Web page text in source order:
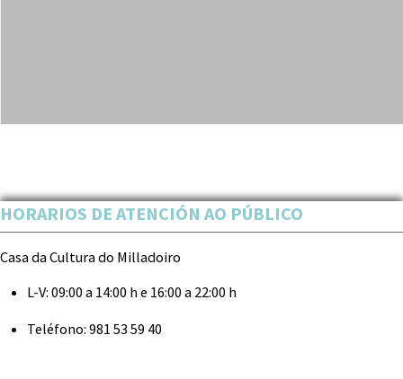
HORARIOS DE ATENCIÓN AO PÚBLICO
Casa da Cultura do Milladoiro
L-V: 09:00 a 14:00 h e 16:00 a 22:00 h
Teléfono: 981 53 59 40